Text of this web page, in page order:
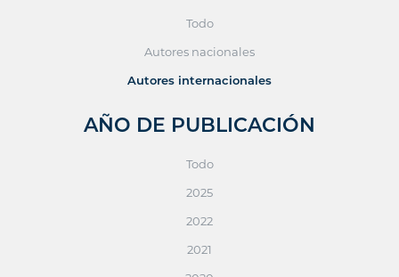
Todo
Autores nacionales
Autores internacionales
AÑO DE PUBLICACIÓN
Todo
2025
2022
2021